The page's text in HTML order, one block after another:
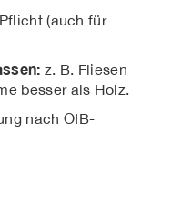
(auch für
z. B. Fliesen
besser als Holz.
nach OIB-